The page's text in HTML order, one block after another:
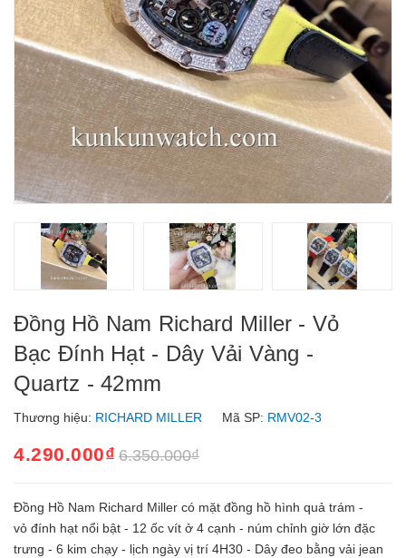
Đồng Hồ Nam Richard Miller - Vỏ
Bạc Đính Hạt - Dây Vải Vàng -
Quartz - 42mm
Thương hiệu: RICHARD MILLER Mã SP: RMV02-3
4.290.000₫ 6.350.000₫
Đồng Hồ Nam Richard Miller có mặt đồng hồ hình quả trám -
vỏ đính hạt nổi bật - 12 ốc vít ở 4 cạnh - núm chỉnh giờ lớn đặc
trưng - 6 kim chạy - lịch ngày vị trí 4H30 - Dây đeo bằng vải jean